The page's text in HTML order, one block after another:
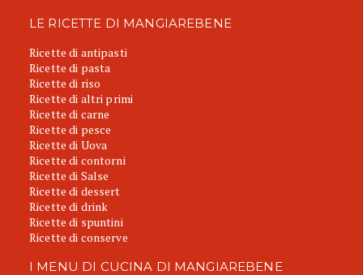
LE RICETTE DI MANGIAREBENE
Ricette di antipasti
Ricette di pasta
Ricette di riso
Ricette di altri primi
Ricette di carne
Ricette di pesce
Ricette di Uova
Ricette di contorni
Ricette di Salse
Ricette di dessert
Ricette di drink
Ricette di spuntini
Ricette di conserve
I MENU DI CUCINA DI MANGIAREBENE